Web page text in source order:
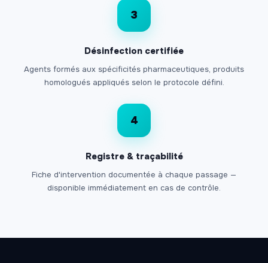
3
Désinfection certifiée
Agents formés aux spécificités pharmaceutiques, produits
homologués appliqués selon le protocole défini.
4
Registre & traçabilité
Fiche d'intervention documentée à chaque passage —
disponible immédiatement en cas de contrôle.